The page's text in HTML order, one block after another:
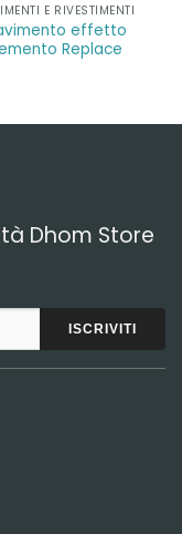
E RIVESTIMENTI
effetto
Replace
Dhom Store